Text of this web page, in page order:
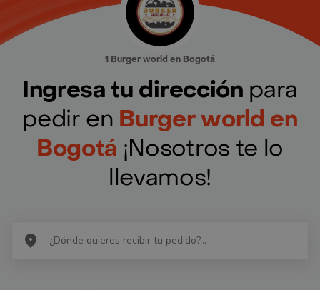
1 Burger world en Bogotá
Ingresa tu dirección para
pedir en Burger world en
Bogotá ¡Nosotros te lo
llevamos!